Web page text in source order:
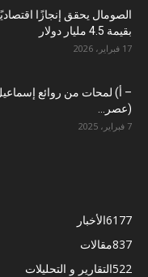
الصومال يحقق إنجازًا
بقيمة 4.5 مليار دولار
17 فبراير، 2026
– أ) لمحات من روائع
(عصر...
7 فبراير، 2025
الأخبار6177
مقالات837
التقارير و التحليلات522